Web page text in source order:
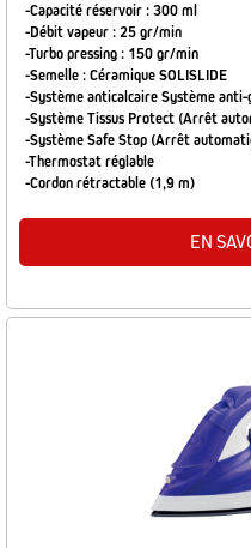
-Capacité réservoir : 300 ml
-Débit vapeur : 25 gr/min
-Turbo pressing : 150 gr/min
-Semelle : Céramique SOLISLIDE
-Système anticalcaire Système
-Système Tissus Protect (Arrêt
-Système Safe Stop (Arrêt
-Thermostat réglable
-Cordon rétractable (1,9 m)
EN